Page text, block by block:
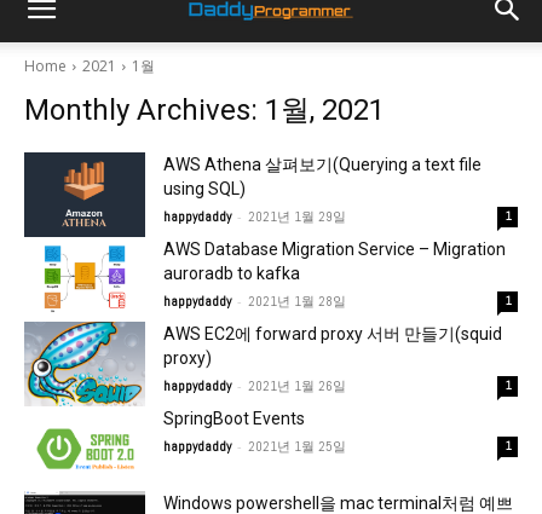
Home 2021 1월
Monthly Archives: 1월, 2021
AWS Athena 살펴보기(Querying a text file
using SQL)
happydaddy - 2021년 1월 29일 1
AWS Database Migration Service – Migration
auroradb to kafka
happydaddy - 2021년 1월 28일 1
AWS EC2에 forward proxy 서버 만들기(squid
proxy)
happydaddy - 2021년 1월 26일 1
SpringBoot Events
happydaddy - 2021년 1월 25일 1
Windows powershell을 mac terminal처럼 예쁘